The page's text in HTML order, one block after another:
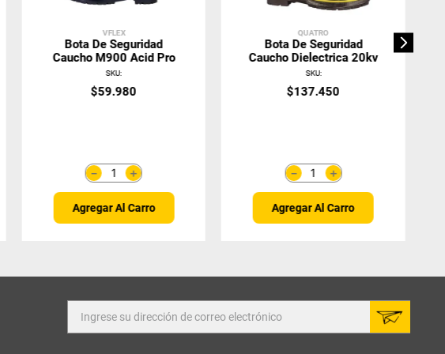
VFLEX
Bota De Seguridad
Caucho M900 Acid Pro
SKU:
$59.980
＋
－
Agregar Al Carro
QUATRO
Bota De Seguridad
Caucho Dielectrica 20kv
SKU:
$137.450
＋
－
Agregar Al Carro